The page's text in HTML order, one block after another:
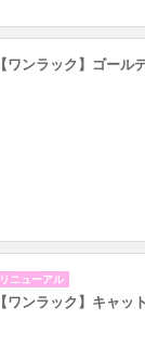
【ワンラック】ゴール
リニューアル
【ワンラック】キャッ